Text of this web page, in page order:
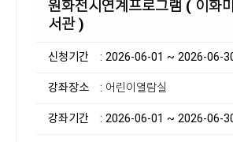
원화전시연계프로그램 ( 이화
서관 )
신청기간 : 2026-06-01 ~ 2026-06-
강좌장소 : 어린이열람실
강좌기간 : 2026-06-01 ~ 2026-06-